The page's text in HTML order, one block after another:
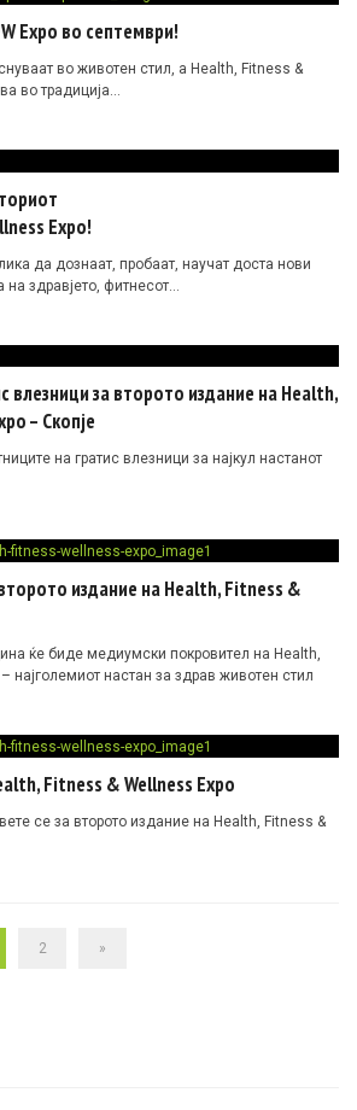
Expo во септември!
во животен стил, а Health, Fitness &
во традиција…
Expo!
да дознаат, пробаат, научат доста нови
здравјето, фитнесот…
влезници за второто издание на Health,
– Скопје
на гратис влезници за најкул настанот
издание на Health, Fitness &
ќе биде медиумски покровител на Health,
најголемиот настан за здрав животен стил
Fitness & Wellness Expo
се за второто издание на Health, Fitness &
2 »